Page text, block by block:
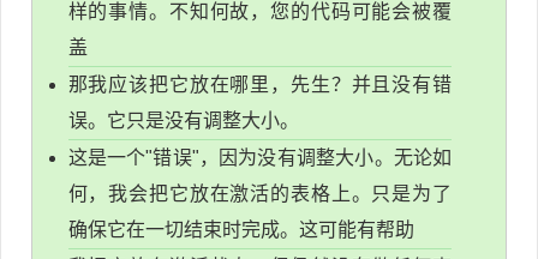
样的事情。不知何故，您的代码可能会被覆
盖
那我应该把它放在哪里，先生？并且没有错
误。它只是没有调整大小。
这是一个"错误"，因为没有调整大小。无论如
何，我会把它放在激活的表格上。只是为了
确保它在一切结束时完成。这可能有帮助